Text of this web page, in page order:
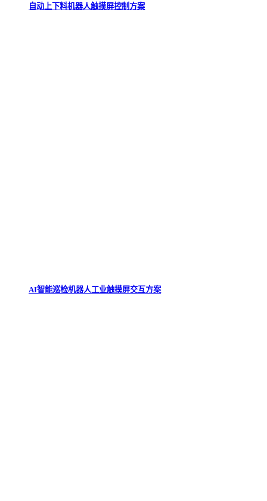
自动上下料机器人触摸屏控制方案
AI智能巡检机器人工业触摸屏交互方案